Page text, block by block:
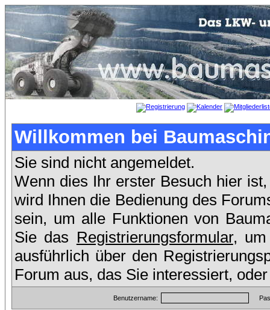
Willkommen bei
Sie sind nicht angemeldet.
Wenn dies Ihr erster Besuch hier
wird Ihnen die Bedienung des
sein, um alle Funktionen von
Sie das Registrierungsformular,
ausführlich über den
Forum aus, das Sie interessiert,
Benutzername: